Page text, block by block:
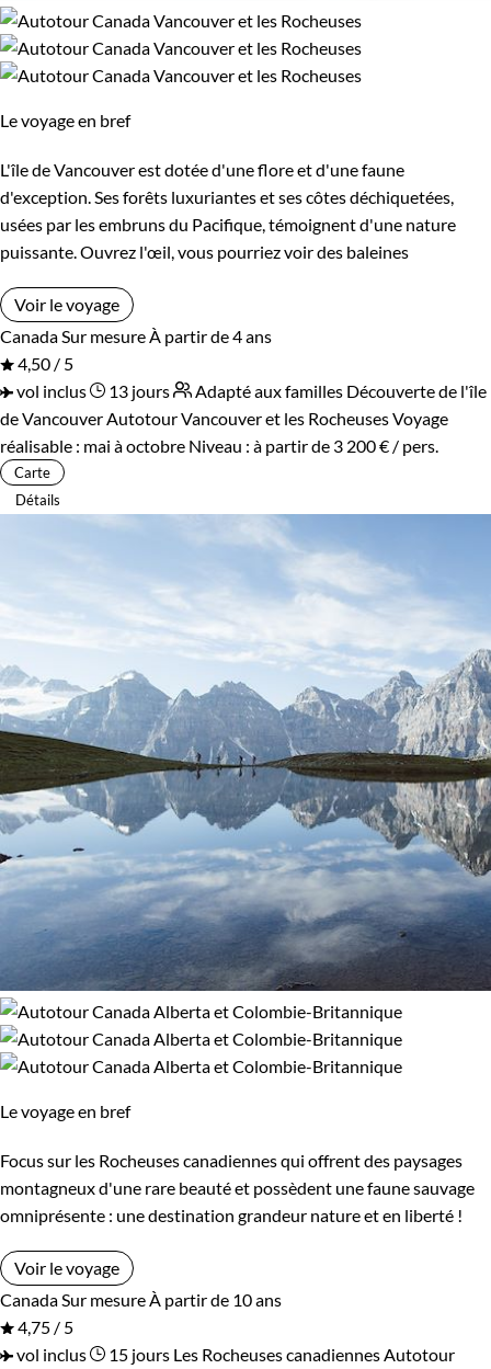
Le voyage en bref
L'île de Vancouver est dotée d'une flore et d'une faune
d'exception. Ses forêts luxuriantes et ses côtes déchiquetées,
usées par les embruns du Pacifique, témoignent d'une nature
puissante. Ouvrez l'œil, vous pourriez voir des baleines
Voir le voyage
Canada Sur mesure À partir de 4 ans
4,50 / 5
vol inclus
13 jours Adapté aux familles Découverte de l'île
de Vancouver Autotour Vancouver et les RocheusesVoyage
réalisable : mai à octobre Niveau : à partir de 3 200 € / pers.
Carte
Détails
Le voyage en bref
Focus sur les Rocheuses canadiennes qui offrent des paysages
montagneux d'une rare beauté et possèdent une faune sauvage
omniprésente : une destination grandeur nature et en liberté !
Voir le voyage
Canada Sur mesure À partir de 10 ans
4,75 / 5
vol inclus
15 jours Les Rocheuses canadiennes Autotour